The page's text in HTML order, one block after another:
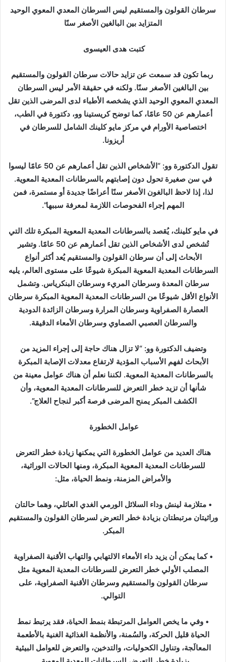
ي
سرطان القولون والمستقيم ليس السرطان المعدي المعوي الوحيد
المتزايد بين البالغين الأصغر سنًا
كتبت هدى العيسوى
ربما تكون قد سمعت عن تزايد حالات سرطان القولون والمستقيم
بين البالغين الأصغر سنًا. ولكنه في حقيقة الأمر ليس السرطان
المعدي المعوي الوحيد الذي يشخصه الأطباء لدى المرضى الذين تقل
أعمارهم عن 50 عامًا، كما توضح كريستينا وو، دكتورة في الطب،
اختصاصية الأورام في مركز مايو كلينك الشامل للسرطان في
أريزونا.
تقول الدكتورة وو: “الأشخاص الذين تقل أعمارهم عن 50 عامًا ليسوا
في سن صغيرة تحول دون إصابتهم بالسرطانات المعدية المعوية.
لذا، إذا لاحظ البالغون الأصغر سنًا أعراضًا جديدة أو مستمرة، فمن
المهم إجراء الفحوصات اللازمة لمعرفة سببها”.
في مايو كلينك، يُقصد بالسرطانات المعدية المعوية المبكرة تلك التي
تُشخص لدى الأشخاص الذين تقل أعمارهم عن 50 عامًا. وتشير
الأبحاث إلى أن سرطان القولون والمستقيم يُعد أكثر أنواع
السرطانات المعدية المعوية المبكرة شيوعًا على مستوى العالم، يليه
سرطان المعدة وسرطان المريء وسرطان البنكرياس. وتشمل
الأنواع الأقل شيوعًا من السرطانات المعدية المعوية المبكرة سرطان
العصارة الصفراوية وسرطان المرارة وسرطان الزائدة الدودية
والسرطان العصبي الصماوي وسرطان الأمعاء الدقيقة.
وتضيف الدكتورة وو: “لا تزال هناك حاجة إلى إجراء المزيد من
الأبحاث لفهم الأسباب المؤدية لارتفاع معدلات الإصابة المبكرة
بالسرطانات المعدية المعوية. لكننا نعلم أن هناك عوامل معينة من
شأنها أن تزيد خطر التعرض للسرطانات المعدية المعوية، وأن
الكشف المبكر يمنح المرضى فرصة أكبر لنجاح العلاج”.
عوامل الخطورة
هناك العديد من عوامل الخطورة التي يمكنها زيادة خطر التعرض
للسرطانات المعدية المعوية المبكرة، ومنها الحالات الوراثية،
والأمراض المزمنة، ونمط الحياة، مثل:
• متلازمة لينش وداء السلائل الورمي الغدي العائلي، وهما حالتان
وراثيتان مرتبطتان بزيادة خطر التعرض لسرطان القولون والمستقيم
المبكر.
• كما يمكن أن يزيد داء الأمعاء الالتهابي والتهاب الأقنية الصفراوية
المصلب الأولي خطر التعرض للسرطانات المعدية المعوية مثل
سرطان القولون والمستقيم وسرطان الأقنية الصفراوية، على
التوالي.
• وفي ما يخص العوامل المرتبطة بنمط الحياة، فقد يرتبط نمط
الحياة قليل الحركة، والسُمنة، والأنظمة الغذائية الغنية بالأطعمة
المعالَجة، وتناول الكحوليات، والتدخين، والتعرض للعوامل البيئية